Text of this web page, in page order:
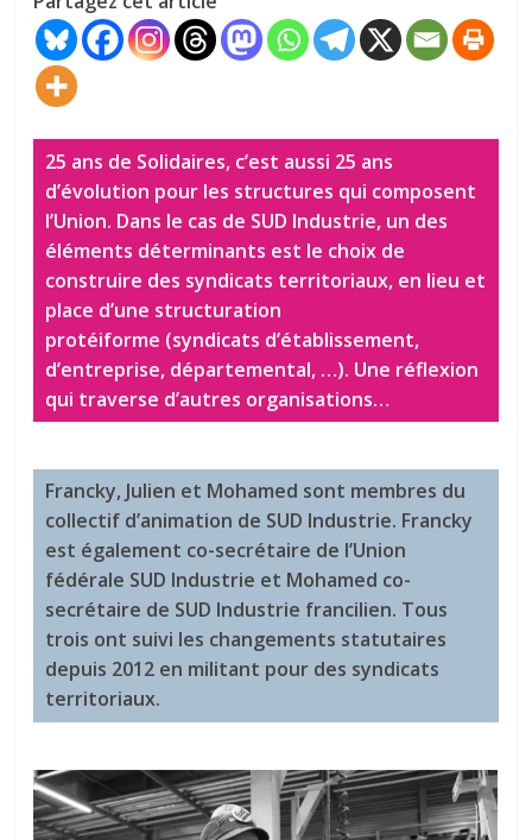
25 ans de Solidaires, c’est aussi 25 ans
d’évolution pour les structures qui composent
l’Union. Dans le cas de SUD Industrie, un des
éléments déterminants est le choix de
construire des syndicats territoriaux, en lieu et
place d’une structuration
protéiforme (syndicats d’établissement,
d’entreprise, départemental, …). Une réflexion
qui traverse d’autres organisations…
Francky, Julien et Mohamed sont membres du
collectif d’animation de SUD Industrie. Francky
est également co-secrétaire de l’Union
fédérale SUD Industrie et Mohamed co-
secrétaire de SUD Industrie francilien. Tous
trois ont suivi les changements statutaires
depuis 2012 en militant pour des syndicats
territoriaux.